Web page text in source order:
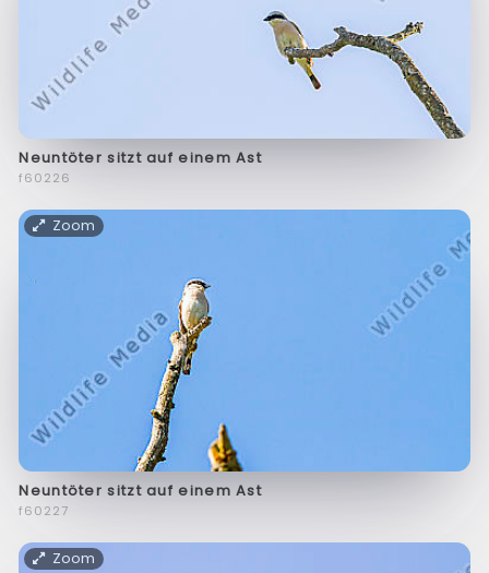
Neuntöter sitzt auf einem Ast
f60226
Zoom
Neuntöter sitzt auf einem Ast
f60227
Zoom